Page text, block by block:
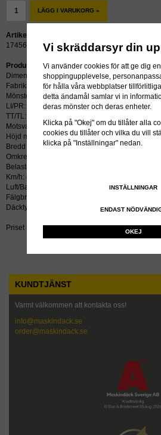
LÄGG I VARUKORG »
Artikelnummer:
17456
Produktbeskrivning:
Dimension: 320/65R18
Fabrikat: BKT
Mönster: AGRIMAX RT657
LI/PR: 109A8/109B
TT/TL: TL (slang krävs ej)
Motsvarar: 7.50R18
Höjd mm: 873
Bredd mm: 319
Omkrets mm: 2587
Belastning kg: 1030
Km/h: 40
Luft/Bar: 1.6
Fälgbredd tum: 10
Däcktyp: radial
Priset inkluderar återvinningsavgift!
KUNDTJÄNST
Varmt välkommen att kontakta oss!
info@maskindack.se
order@maskindack.se
Vi skräddarsyr din
Vi använder cookies för att ge dig
shoppingupplevelse,
för hålla våra webbplatser
detta ändamål samlar vi in
deras mönster och deras enheter.
Klicka på "Okej" om du tillåter alla
cookies du tillåter och vilka du vill
klicka på "Inställningar" nedan.
INSTÄLLNINGAR
ENDAST
OKEJ